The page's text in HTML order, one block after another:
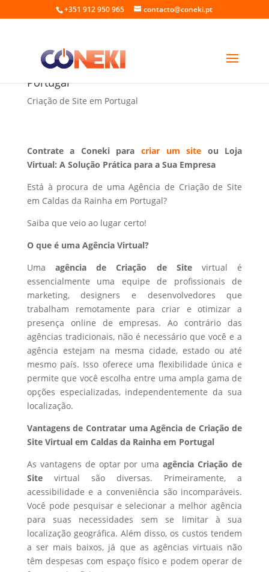
+351 912 950 965 contacto@coneki.pt
Criação de Site em Caldas da Rainha
Portugal
Criação de Site em Portugal
Contrate a Coneki para criar um site ou Loja
Virtual: A Solução Prática para a Sua Empresa
Está à procura de uma Agência de Criação de Site
em Caldas da Rainha em Portugal?
Saiba que veio ao lugar certo!
O que é uma Agência Virtual?
Uma agência de Criação de Site virtual é
essencialmente uma equipe de profissionais de
marketing, designers e desenvolvedores que
trabalham remotamente para criar e otimizar a
presença online de empresas. Ao contrário das
agências tradicionais, não é necessário que você e a
agência estejam na mesma cidade, estado ou até
mesmo país. Isso oferece uma flexibilidade única e
permite que você escolha entre uma ampla gama de
opções especializadas, independentemente da sua
localização.
Vantagens de Contratar uma Agência de Criação de
Site Virtual em Caldas da Rainha em Portugal
As vantagens de optar por umaagência Criação de
Sitevirtual são diversas. Primeiramente, a
acessibilidade e a conveniência são incomparáveis.
Você pode pesquisar e selecionar a melhor agência
para suas necessidades sem se limitar à sua
localização geográfica. Além disso, os custos tendem
a ser mais baixos, já que as agências virtuais não
têm despesas com espaço físico e podem operar de